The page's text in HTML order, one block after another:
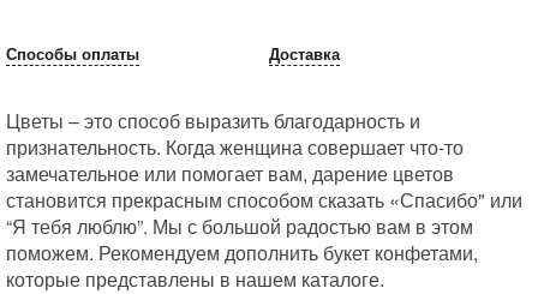
Способы оплаты Доставка
Цветы – это способ выразить благодарность и
признательность. Когда женщина совершает что-то
замечательное или помогает вам, дарение цветов
становится прекрасным способом сказать «Спасибо" или
“Я тебя люблю”. Мы с большой радостью вам в этом
поможем. Рекомендуем дополнить букет конфетами,
которые представлены в нашем каталоге.